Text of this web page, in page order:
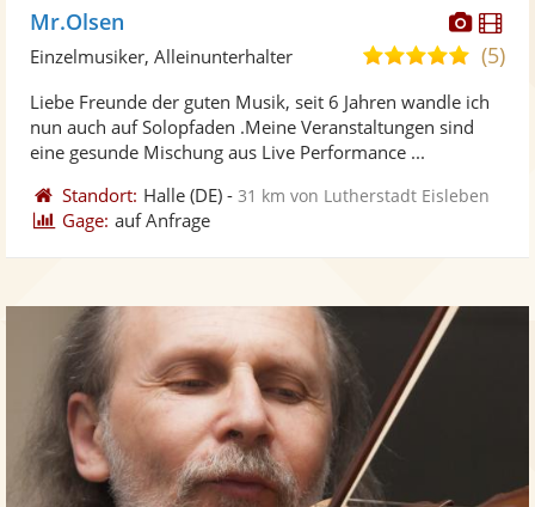
Fotos
Mr.Olsen
5,0
5
(5)
Einzelmusiker, Alleinunterhalter
Liebe Freunde der guten Musik, seit 6 Jahren wandle ich
nun auch auf Solopfaden .Meine Veranstaltungen sind
eine gesunde Mischung aus Live Performance ...
Standort: Halle (DE) -31 km von Lutherstadt Eisleben
Gage: auf Anfrage